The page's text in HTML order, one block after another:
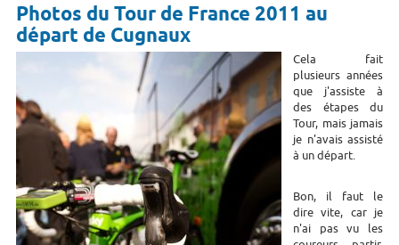
Photos du Tour de France 2011 au
départ de Cugnaux
Cela fait
plusieurs années
que j'assiste à
des étapes du
Tour, mais jamais
je n'avais assisté
à un départ.
Bon, il faut le
dire vite, car je
n'ai pas vu les